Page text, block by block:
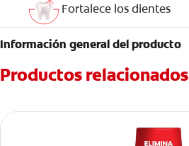
Fortalece los dientes
Información general del producto
Productos relacionados